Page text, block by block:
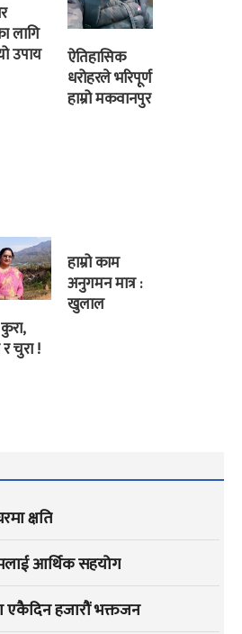
लागि
उपाय
ऐतिहासिक
धरोहरले भरिपूर्ण
हाम्रो मकवानपुर
चुरा !
हाम्रो काम
अनुगमन मात्र :
खुलाल
क्षति
आर्थिक सहयोग
एकैदिन हजारौं भक्तजन